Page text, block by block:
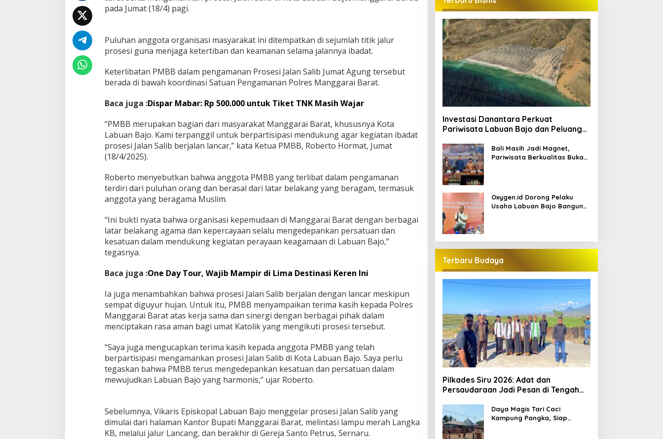
pada Jumat (18/4) pagi.
Puluhan anggota organisasi masyarakat ini ditempatkan di sejumlah titik jalur
prosesi guna menjaga ketertiban dan keamanan selama jalannya ibadat.
Keterlibatan PMBB dalam pengamanan Prosesi Jalan Salib Jumat Agung tersebut
berada di bawah koordinasi Satuan Pengamanan Polres Manggarai Barat.
Baca juga :Dispar Mabar: Rp 500.000 untuk Tiket TNK Masih Wajar
“PMBB merupakan bagian dari masyarakat Manggarai Barat, khususnya Kota
Labuan Bajo. Kami terpanggil untuk berpartisipasi mendukung agar kegiatan ibadat
prosesi Jalan Salib berjalan lancar,” kata Ketua PMBB, Roberto Hormat, Jumat
(18/4/2025).
Roberto menyebutkan bahwa anggota PMBB yang terlibat dalam pengamanan
terdiri dari puluhan orang dan berasal dari latar belakang yang beragam, termasuk
anggota yang beragama Muslim.
“Ini bukti nyata bahwa organisasi kepemudaan di Manggarai Barat dengan berbagai
latar belakang agama dan kepercayaan selalu mengedepankan persatuan dan
kesatuan dalam mendukung kegiatan perayaan keagamaan di Labuan Bajo,”
tegasnya.
Baca juga :One Day Tour, Wajib Mampir di Lima Destinasi Keren Ini
Ia juga menambahkan bahwa prosesi Jalan Salib berjalan dengan lancar meskipun
sempat diguyur hujan. Untuk itu, PMBB menyampaikan terima kasih kepada Polres
Manggarai Barat atas kerja sama dan sinergi dengan berbagai pihak dalam
menciptakan rasa aman bagi umat Katolik yang mengikuti prosesi tersebut.
“Saya juga mengucapkan terima kasih kepada anggota PMBB yang telah
berpartisipasi mengamankan prosesi Jalan Salib di Kota Labuan Bajo. Saya perlu
tegaskan bahwa PMBB terus mengedepankan kesatuan dan persatuan dalam
mewujudkan Labuan Bajo yang harmonis,” ujar Roberto.
Sebelumnya, Vikaris Episkopal Labuan Bajo menggelar prosesi Jalan Salib yang
dimulai dari halaman Kantor Bupati Manggarai Barat, melintasi lampu merah Langka
KB, melalui jalur Lancang, dan berakhir di Gereja Santo Petrus, Sernaru.
Investasi Danantara Perkuat
Pariwisata Labuan Bajo dan Peluang
Bali Masih Jadi Magnet,
Pariwisata Berkualitas Buka
Oxygen.id Dorong Pelaku
Usaha Labuan Bajo Bangun
Terbaru Budaya
Pilkades Siru 2026: Adat dan
Persaudaraan Jadi Pesan di Tengah
Daya Magis Tari Caci
Kampung Pangka, Siap